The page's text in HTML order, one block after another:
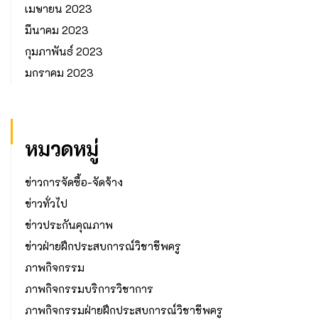
เมษายน 2023
มีนาคม 2023
กุมภาพันธ์ 2023
มกราคม 2023
หมวดหมู่
ข่าวการจัดซื้อ-จัดจ้าง
ข่าวทั่วไป
ข่าวประกันคุณภาพ
ข่าวฝ่ายฝึกประสบการณ์วิชาชีพครู
ภาพกิจกรรม
ภาพกิจกรรมบริการวิชาการ
ภาพกิจกรรมฝ่ายฝึกประสบการณ์วิชาชีพครู